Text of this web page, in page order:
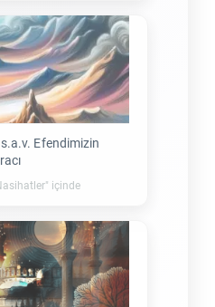
Efendimizin
içinde